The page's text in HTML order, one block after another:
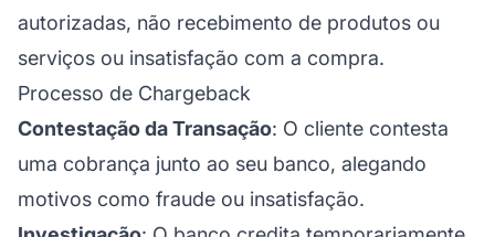
autorizadas, não recebimento de produtos ou
serviços ou insatisfação com a compra.
Processo de Chargeback
Contestação da Transação: O cliente contesta
uma cobrança junto ao seu banco, alegando
motivos como fraude ou insatisfação.